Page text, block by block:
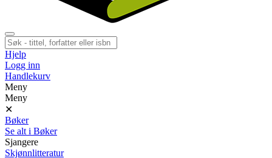
Hjelp
Logg inn
Handlekurv
Meny
Meny
✕
Bøker
Se alt i Bøker
Sjangere
Skjønnlitteratur